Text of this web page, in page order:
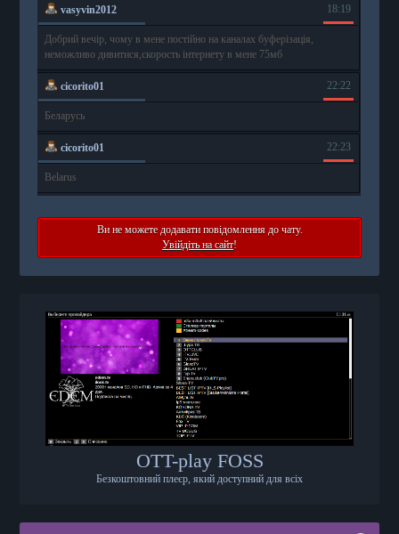
Ви не можете додавати повідомлення до чату.
Увійдіть на сайт!
OTT-play FOSS
Безкоштовний плеєр, який доступний для всіх